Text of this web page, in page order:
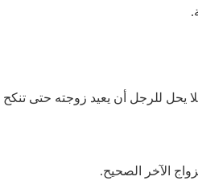
يحل للرجل أن يعيد زوجته حتى
الآخر الصحيح.